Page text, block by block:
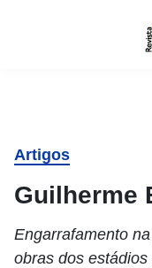
Artigos
Guilherme
Engarrafamento
obras dos